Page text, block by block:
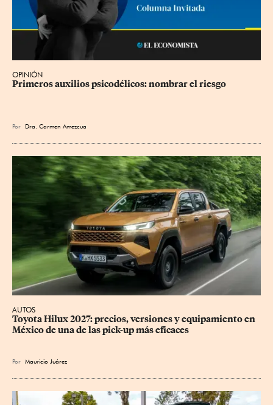
OPINIÓN
Primeros auxilios psicodélicos: nombrar el riesgo
Por Dra. Carmen Amezcua
AUTOS
Toyota Hilux 2027: precios, versiones y equipamiento en
México de una de las pick-up más eficaces
Por Mauricio Juárez